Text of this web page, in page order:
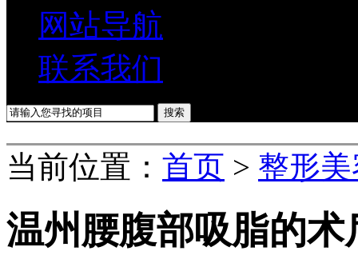
网站导航
联系我们
当前位置： 首页 > 整形
温州腰腹部吸脂的术